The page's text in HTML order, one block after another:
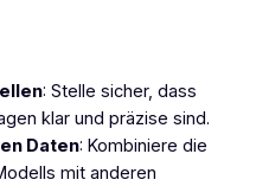
: Stelle sicher, dass
klar und präzise sind.
Daten: Kombiniere die
mit anderen